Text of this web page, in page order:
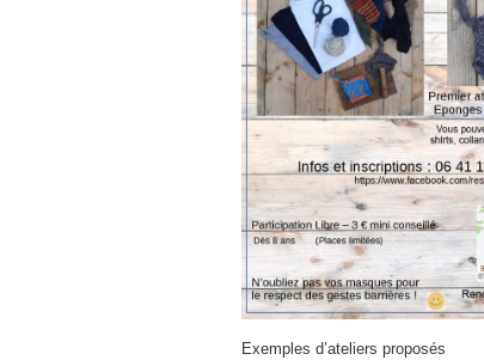
Exemples d’ateliers proposés